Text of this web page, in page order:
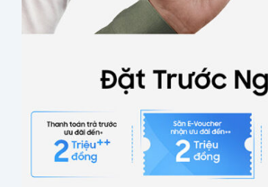
Lưu thông tin cho lần bình luận sau
Gửi bình luận